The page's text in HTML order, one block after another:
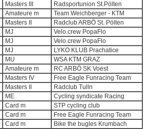
Masters III
Radsportunion St.Pölten
Amateure m
Team Weichberger - KTM
Masters II
Radclub ARBÖ St. Pölten
MJ
Velo.crew PopaFlo
MJ
Velo.crew PopaFlo
MJ
LYKO KLUB Prachatice
MU
WSA KTM GRAZ
Amateure m
RC ARBÖ SK Voest
Masters IV
Free Eagle Funracing Team
Masters II
Radclub Tulln
ME
Cycling syndicate Racing
Card m
STP cycling club
Card m
Free Eagle Funracing Team
Card m
Bike the bugles Krumbach